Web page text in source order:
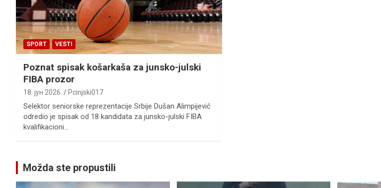
SPORT VESTI
Poznat spisak košarkaša za junsko-julski
FIBA prozor
18. јун 2026. Pcinjski017
Selektor seniorske reprezentacije Srbije Dušan Alimpijević
odredio je spisak od 18 kandidata za junsko-julski FIBA
kvalifikacioni…
Možda ste propustili